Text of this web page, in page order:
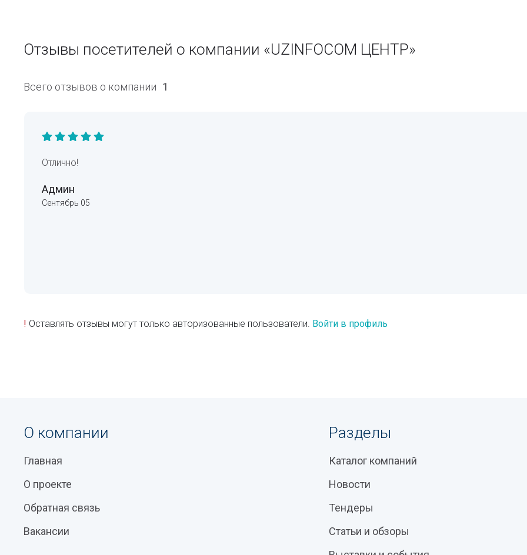
Отзывы посетителей о компании «UZINFOCOM ЦЕНТР»
Всего отзывов о компании 1
Отлично!
Админ
Сентябрь 05
! Оставлять отзывы могут только авторизованные пользователи. Войти в профиль
О компании
Главная
О проекте
Обратная связь
Вакансии
Разделы
Каталог компаний
Новости
Тендеры
Статьи и обзоры